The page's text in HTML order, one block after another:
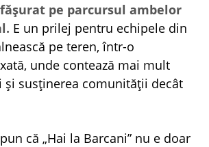
pe parcursul ambelor
E un prilej pentru echipele din
pe teren, într-o
unde contează mai mult
și susținerea comunității decât
că „Hai la Barcani” nu e doar